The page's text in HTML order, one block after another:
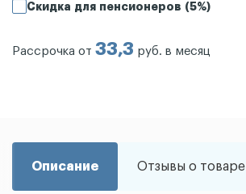
Скидка для пенсионеров (5%)
Рассрочка от 33,3 руб. в месяц
Описание Отзывы о товаре